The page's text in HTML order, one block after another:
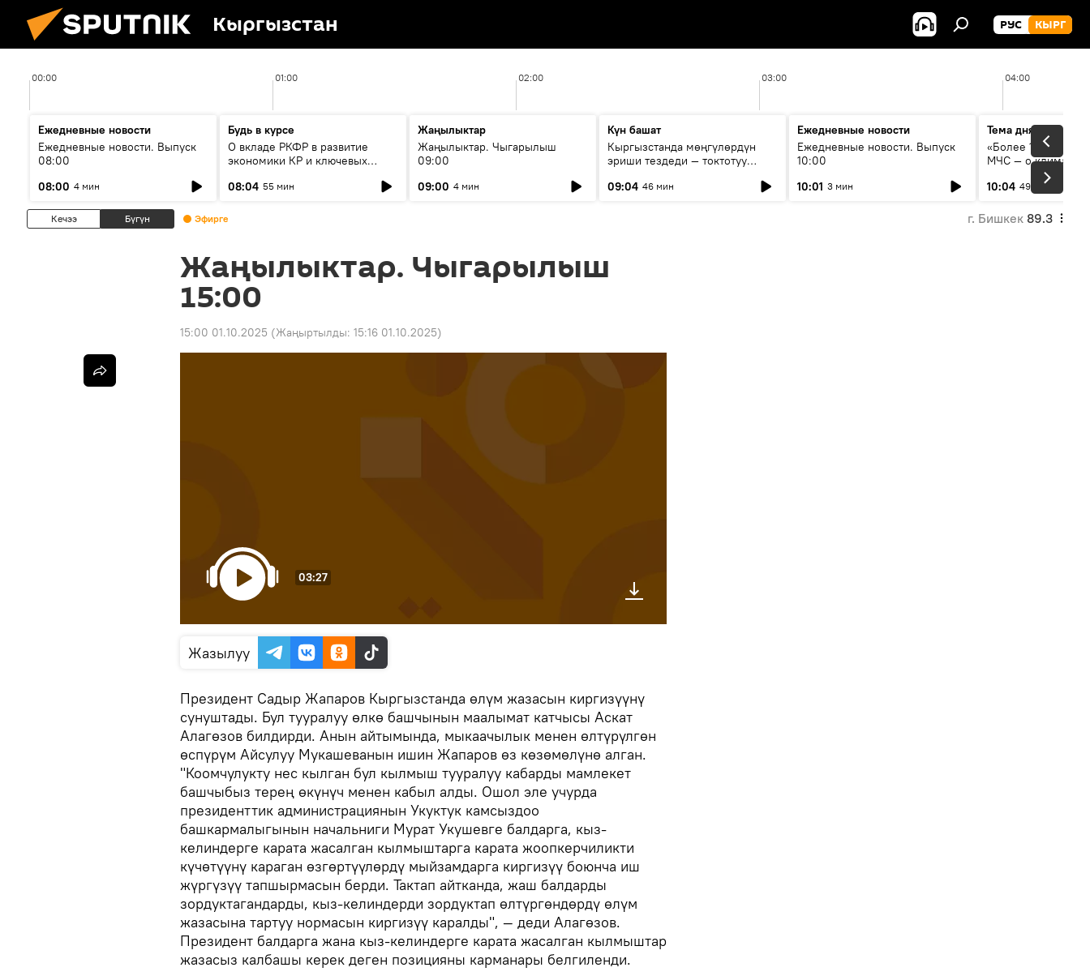
Кыргызстан РУС КЫРГ
00:00 01:00 02:00 03:00 04:00
Ежедневные новости
Ежедневные новости. Выпуск
08:00
08:00 4 мин
Будь в курсе
О вкладе РКФР в развитие
экономики КР и ключевых
08:04 55 мин
Жаңылыктар
Жаңылыктар. Чыгарылыш
09:00
09:00 4 мин
Күн башат
Кыргызстанда мөңгүлөрдүн
эриши тездеди — токтотуу
09:04 46 мин
Ежедневные новости
Ежедневные новости. Выпуск
10:00
10:01 3 мин
Тема дня
«Более 1200 сёл в
МЧС — о климате,
системе
населения
10:04 49 мин
Кечээ Бүгүн Эфирге г. Бишкек 89.3
Жаңылыктар. Чыгарылыш
15:00
15:00 01.10.2025 (Жаңыртылды: 15:16 01.10.2025)
03:27
Жазылуу
Президент Садыр Жапаров Кыргызстанда өлүм жазасын киргизүүнү
сунуштады. Бул тууралуу өлкө башчынын маалымат катчысы Аскат
Алагөзов билдирди. Анын айтымында, мыкаачылык менен өлтүрүлгөн
өспүрүм Айсулуу Мукашеванын ишин Жапаров өз көзөмөлүнө алган.
"Коомчулукту нес кылган бул кылмыш тууралуу кабарды мамлекет
башчыбыз терең өкүнүч менен кабыл алды. Ошол эле учурда
президенттик администрациянын Укуктук камсыздоо
башкармалыгынын начальниги Мурат Укушевге балдарга, кыз-
келиндерге карата жасалган кылмыштарга карата жоопкерчиликти
күчөтүүнү караган өзгөртүүлөрдү мыйзамдарга киргизүү боюнча иш
жүргүзүү тапшырмасын берди. Тактап айтканда, жаш балдарды
зордуктагандарды, кыз-келиндерди зордуктап өлтүргөндөрдү өлүм
жазасына тартуу нормасын киргизүү каралды", — деди Алагөзов.
Президент балдарга жана кыз-келиндерге карата жасалган кылмыштар
жазасыз калбашы керек деген позицияны карманары белгиленди.